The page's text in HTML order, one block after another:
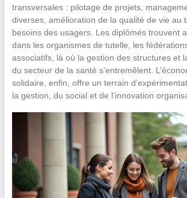
transversales : pilotage de projets,
diverses, amélioration de la qualité de vie au
besoins des usagers. Les diplômés trouvent
dans les organismes de tutelle, les
associatifs, là où la gestion des structures et
du secteur de la santé s’entremêlent.
solidaire, enfin, offre un terrain
la gestion, du social et de l’innovation